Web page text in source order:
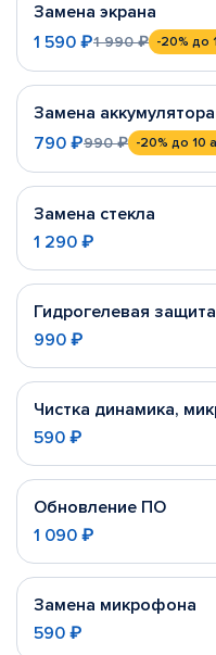
Замена экрана
1 590 ₽1 990 ₽ -20% до
Замена аккумулятора
790 ₽990 ₽ -20% до 10
Замена стекла
1 290 ₽
Гидрогелевая защита
990 ₽
Чистка динамика,
590 ₽
Обновление ПО
1 090 ₽
Замена микрофона
590 ₽